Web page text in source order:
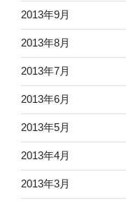
2013年9月
2013年8月
2013年7月
2013年6月
2013年5月
2013年4月
2013年3月